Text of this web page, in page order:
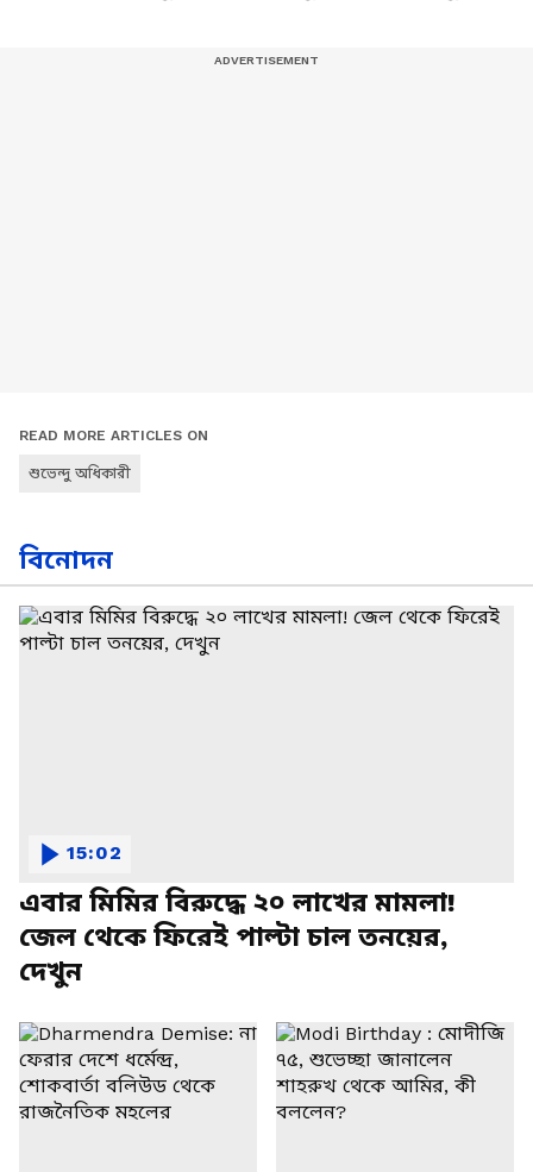
READ MORE ARTICLES ON
শুভেন্দু অধিকারী
বিনোদন
এবার মিমির বিরুদ্ধে ২০ লাখের মামলা!
জেল থেকে ফিরেই পাল্টা চাল তনয়ের,
দেখুন
15:02